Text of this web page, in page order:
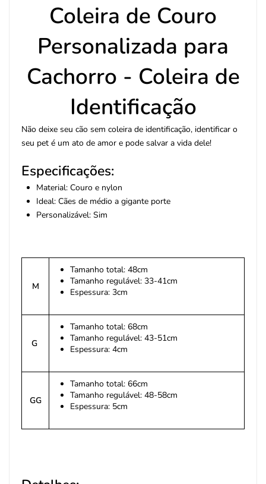
Coleira de Couro
Personalizada para
Cachorro - Coleira de
Identificação
Não deixe seu cão sem coleira de identificação, identificar o
seu pet é um ato de amor e pode salvar a vida dele!
Especificações:
Material: Couro e nylon
Ideal: Cães de médio a gigante porte
Personalizável: Sim
M
Tamanho total: 48cm
Tamanho regulável: 33-41cm
Espessura: 3cm
G
Tamanho total: 68cm
Tamanho regulável: 43-51cm
Espessura: 4cm
GG
Tamanho total: 66cm
Tamanho regulável: 48-58cm
Espessura: 5cm